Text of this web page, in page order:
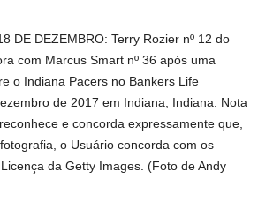
DE DEZEMBRO: Terry Rozier nº 12 do
com Marcus Smart nº 36 após uma
o Indiana Pacers no Bankers Life
de 2017 em Indiana, Indiana. Nota
e concorda expressamente que,
o Usuário concorda com os
da Getty Images. (Foto de Andy